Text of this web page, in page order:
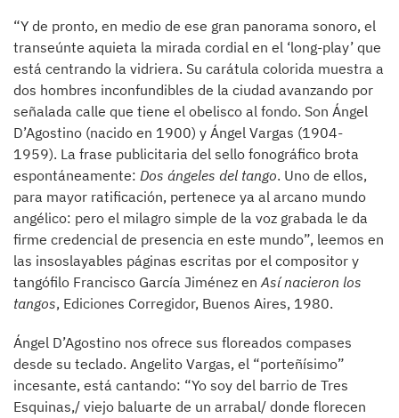
“Y de pronto, en medio de ese gran panorama sonoro, el
transeúnte aquieta la mirada cordial en el ‘long-play’ que
está centrando la vidriera. Su carátula colorida muestra a
dos hombres inconfundibles de la ciudad avanzando por
señalada calle que tiene el obelisco al fondo. Son Ángel
D’Agostino (nacido en 1900) y Ángel Vargas (1904-
1959). La frase publicitaria del sello fonográfico brota
espontáneamente: Dos ángeles del tango. Uno de ellos,
para mayor ratificación, pertenece ya al arcano mundo
angélico: pero el milagro simple de la voz grabada le da
firme credencial de presencia en este mundo”, leemos en
las insoslayables páginas escritas por el compositor y
tangófilo Francisco García Jiménez enAsí nacieron los
tangos, Ediciones Corregidor, Buenos Aires, 1980.
Ángel D’Agostino nos ofrece sus floreados compases
desde su teclado. Angelito Vargas, el “porteñísimo”
incesante, está cantando: “Yo soy del barrio de Tres
Esquinas,/ viejo baluarte de un arrabal/ donde florecen